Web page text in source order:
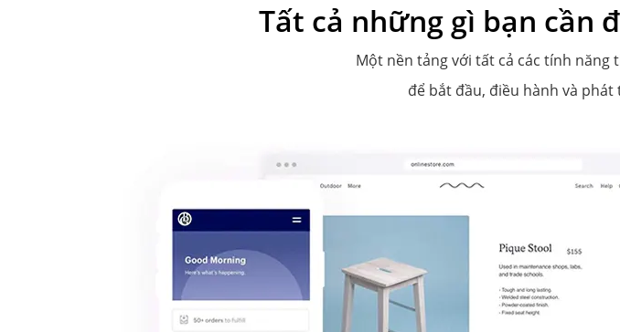
Tất cả những gì bạn cần
Một nền tảng với tất cả các tính
để bắt đầu, điều hành và